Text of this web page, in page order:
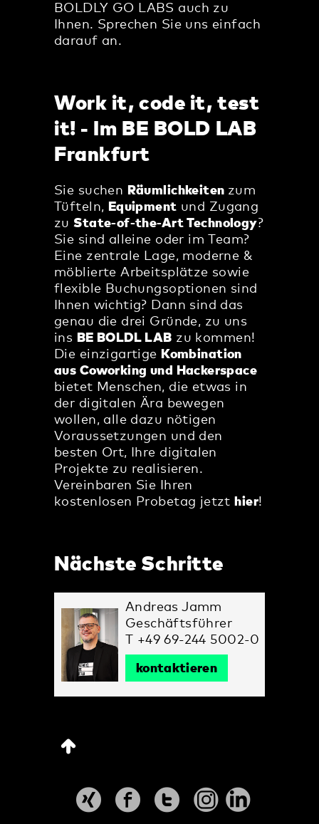
BOLDLY GO LABS auch zu
Ihnen. Sprechen Sie uns einfach
darauf an.
Work it, code it, test
it! - Im BE BOLD LAB
Frankfurt
Sie suchen Räumlichkeiten zum
Tüfteln, Equipment und Zugang
zuState-of-the-Art Technology?
Sie sind alleine oder im Team?
Eine zentrale Lage, moderne &
möblierte Arbeitsplätze sowie
flexible Buchungsoptionen sind
Ihnen wichtig? Dann sind das
genau die drei Gründe, zu uns
ins
BE BOLDL LAB zu kommen!
Die einzigartige Kombination
aus Coworking und Hackerspace
bietet Menschen, die etwas in
der digitalen Ära bewegen
wollen, alle dazu nötigen
Voraussetzungen und den
besten Ort, Ihre digitalen
Projekte zu realisieren.
Vereinbaren Sie Ihren
kostenlosen Probetag jetzt hier!
Nächste Schritte
Andreas Jamm
Geschäftsführer
T +49 69-244 5002-0
kontaktieren